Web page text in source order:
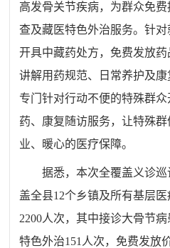
高发骨关节疾病，为群众免
查及藏医特色外治服务。针
开具中藏药处方，免费发放
讲解用药规范、日常养护及
专门针对行动不便的特殊群
药、康复随访服务，让特殊
业、暖心的医疗保障。
据悉，本次全覆盖义诊
盖全县12个乡镇及所有基层
2200人次，其中接诊大骨节
特色外治151人次，免费发放